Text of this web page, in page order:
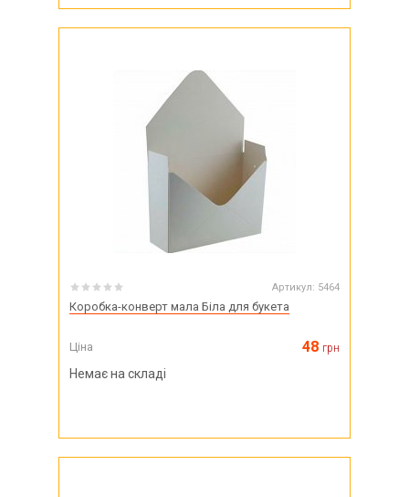
Артикул: 5464
Коробка-конверт мала Біла для букета
Ціна 48 грн
Немає на складі